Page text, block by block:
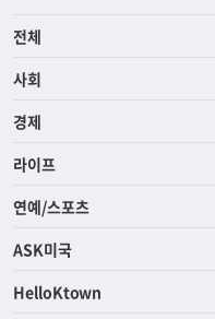
전체
사회
경제
라이프
연예/스포츠
ASK미국